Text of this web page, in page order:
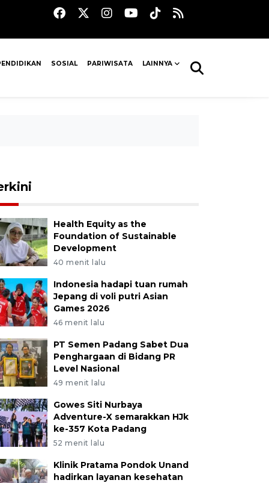
SOSIAL PARIWISATA LAINNYA
Health Equity as the
Foundation of Sustainable
Development
40 menit lalu
Indonesia hadapi tuan rumah
Jepang di voli putri Asian
Games 2026
46 menit lalu
PT Semen Padang Sabet Dua
Penghargaan di Bidang PR
Level Nasional
49 menit lalu
Gowes Siti Nurbaya
Adventure-X semarakkan HJk
ke-357 Kota Padang
52 menit lalu
Klinik Pratama Pondok Unand
hadirkan layanan kesehatan